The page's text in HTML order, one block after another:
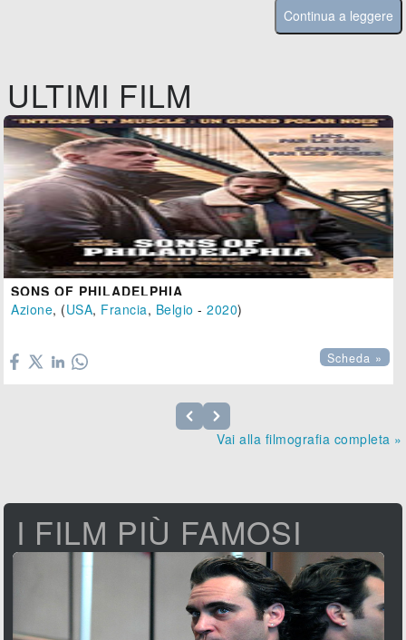
Continua a leggere
ULTIMI FILM
SONS OF PHILADELPHIA
Azione, (USA, Francia, Belgio -2020)
Scheda »
Vai alla filmografia completa »
I FILM PIÙ FAMOSI